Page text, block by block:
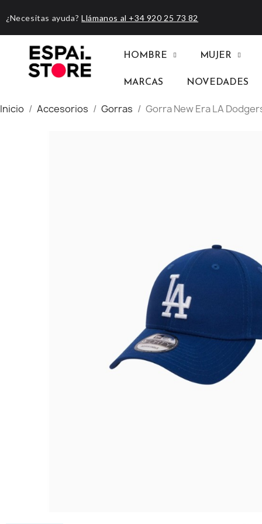
¿Necesitas ayuda? Llámanos al +34 920 25 73 82
HOMBRE MUJER
MARCAS NOVEDADES
Inicio Accesorios Gorras Gorra New Era LA